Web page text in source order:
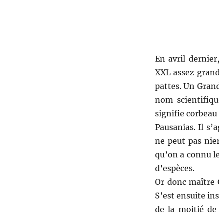
En avril
XXL assez
pattes. Un
nom
signifie
Pausanias. Il
ne peut pas
qu’on a connu
d’espèces.
Or donc maître
S’est ensuite
de la moitié de